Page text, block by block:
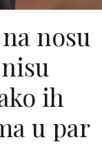
nosu
ih
u par